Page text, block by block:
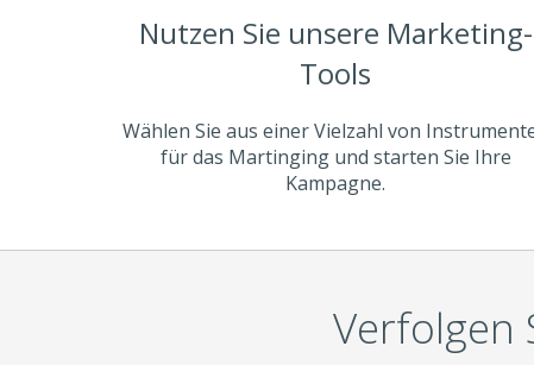
Nutzen Sie unsere Marketing-
Tools
Wählen Sie aus einer Vielzahl von
für das Martinging und starten Sie Ihre
Kampagne.
Verfolgen